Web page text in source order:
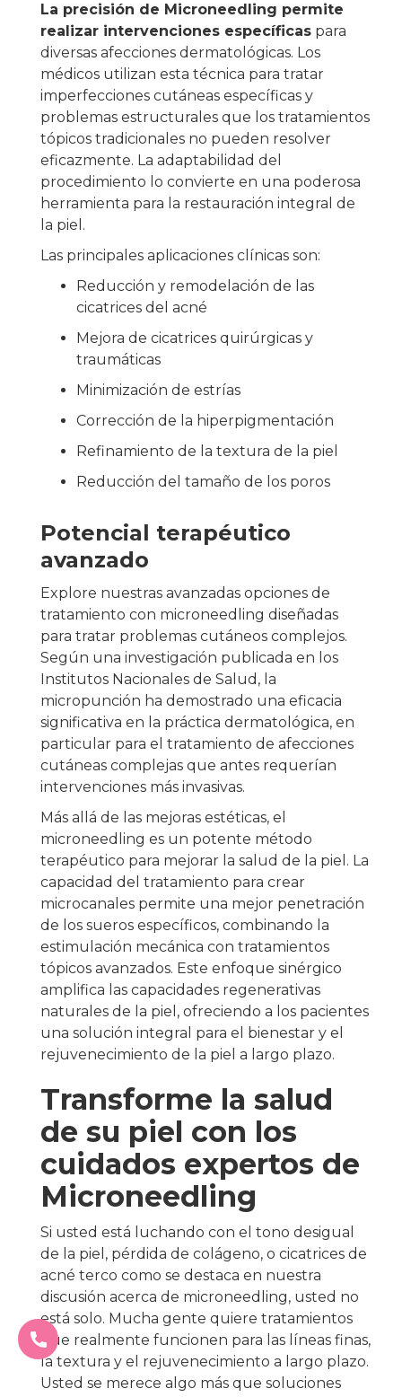
La precisión de Microneedling permite
realizar intervenciones específicas para
diversas afecciones dermatológicas. Los
médicos utilizan esta técnica para tratar
imperfecciones cutáneas específicas y
problemas estructurales que los tratamientos
tópicos tradicionales no pueden resolver
eficazmente. La adaptabilidad del
procedimiento lo convierte en una poderosa
herramienta para la restauración integral de
la piel.
Las principales aplicaciones clínicas son:
Reducción y remodelación de las
cicatrices del acné
Mejora de cicatrices quirúrgicas y
traumáticas
Minimización de estrías
Corrección de la hiperpigmentación
Refinamiento de la textura de la piel
Reducción del tamaño de los poros
Potencial terapéutico
avanzado
Explore nuestras avanzadas opciones de
tratamiento con microneedling diseñadas
para tratar problemas cutáneos complejos.
Según una investigación publicada en los
Institutos Nacionales de Salud, la
micropunción ha demostrado una eficacia
significativa en la práctica dermatológica, en
particular para el tratamiento de afecciones
cutáneas complejas que antes requerían
intervenciones más invasivas.
Más allá de las mejoras estéticas, el
microneedling es un potente método
terapéutico para mejorar la salud de la piel. La
capacidad del tratamiento para crear
microcanales permite una mejor penetración
de los sueros específicos, combinando la
estimulación mecánica con tratamientos
tópicos avanzados. Este enfoque sinérgico
amplifica las capacidades regenerativas
naturales de la piel, ofreciendo a los pacientes
una solución integral para el bienestar y el
rejuvenecimiento de la piel a largo plazo.
Transforme la salud
de su piel con los
cuidados expertos de
Microneedling
Si usted está luchando con el tono desigual
de la piel, pérdida de colágeno, o cicatrices de
acné terco como se destaca en nuestra
discusión acerca de microneedling, usted no
está solo. Mucha gente quiere tratamientos
que realmente funcionen para las líneas finas,
la textura y el rejuvenecimiento a largo plazo.
Usted se merece algo más que soluciones